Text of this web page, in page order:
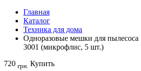
Главная
Каталог
Техника для дома
Одноразовые мешки для пылесоса
3001 (микрофлис, 5 шт.)
720 грн. Купить